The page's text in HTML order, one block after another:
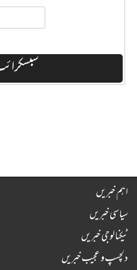
اہم خبریں
سیاسی خبریں
ٹیکنالوجی خبریں
دلچسپ و عجیب خبریں